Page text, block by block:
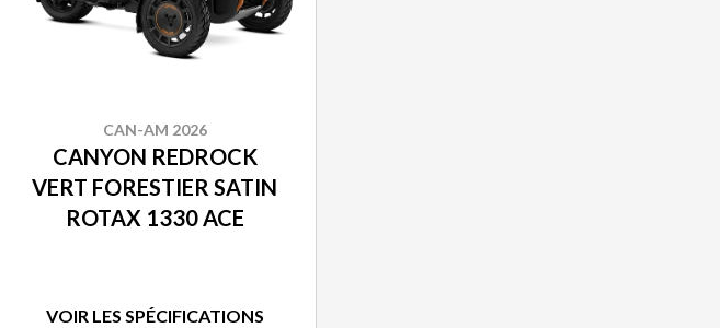
CAN-AM 2026
CANYON REDROCK
VERT FORESTIER SATIN
ROTAX 1330 ACE
VOIR LES SPÉCIFICATIONS